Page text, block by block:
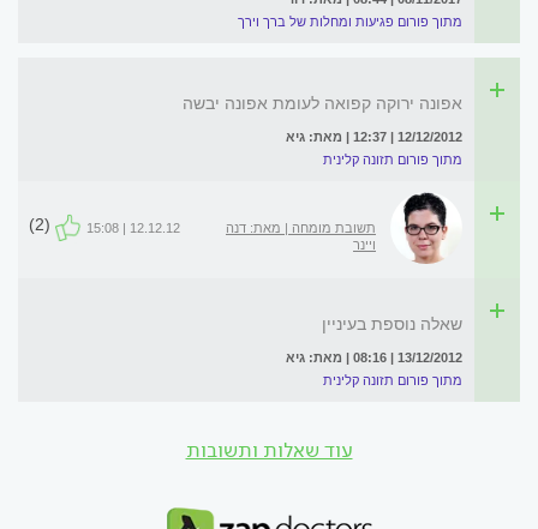
מתוך פורום פגיעות ומחלות של ברך וירך
אפונה ירוקה קפואה לעומת אפונה יבשה
12/12/2012 | 12:37 | מאת: גיא
מתוך פורום תזונה קלינית
תשובת מומחה | מאת: דנה
ויינר
12.12.12 | 15:08
(2)
שאלה נוספת בעיניין
13/12/2012 | 08:16 | מאת: גיא
מתוך פורום תזונה קלינית
עוד שאלות ותשובות